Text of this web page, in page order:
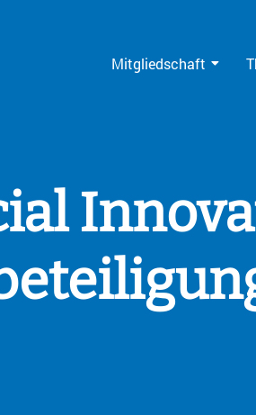
Mitgliedschaft